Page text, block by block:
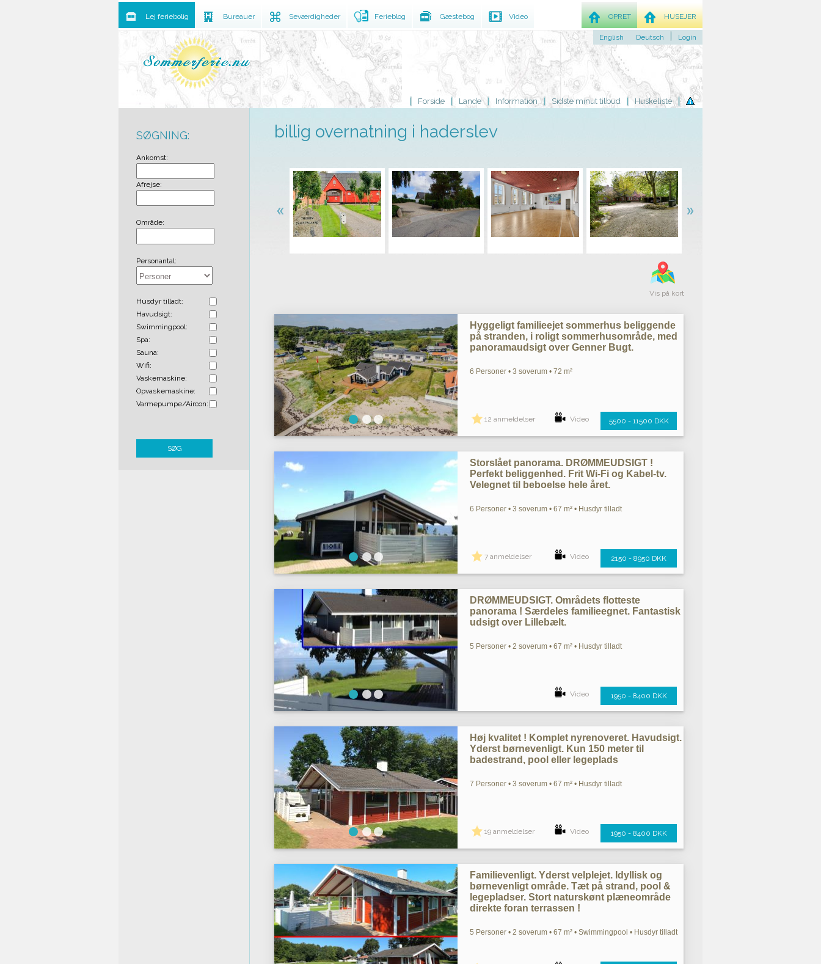
Forside Lande Information Sidste minut tilbud Huskeliste
billig overnatning i haderslev
Vis på kort
Hyggeligt familieejet sommerhus beliggende
på stranden, i roligt sommerhusområde, med
panoramaudsigt over Genner Bugt.
6 Personer • 3 soverum • 72 m²
12 anmeldelser Video 5500 - 11500 DKK
Storslået panorama. DRØMMEUDSIGT !
Perfekt beliggenhed. Frit Wi-Fi og Kabel-tv.
Velegnet til beboelse hele året.
6 Personer • 3 soverum • 67 m² • Husdyr tilladt
7 anmeldelser Video 2150 - 8950 DKK
DRØMMEUDSIGT. Områdets flotteste
panorama ! Særdeles familieegnet. Fantastisk
udsigt over Lillebælt.
5 Personer • 2 soverum • 67 m² • Husdyr tilladt
Video 1950 - 8400 DKK
Høj kvalitet ! Komplet nyrenoveret. Havudsigt.
Yderst børnevenligt. Kun 150 meter til
badestrand, pool eller legeplads
7 Personer • 3 soverum • 67 m² • Husdyr tilladt
19 anmeldelser Video 1950 - 8400 DKK
Familievenligt. Yderst velplejet. Idyllisk og
børnevenligt område. Tæt på strand, pool &
legepladser. Stort naturskønt plæneområde
direkte foran terrassen !
5 Personer • 2 soverum • 67 m² • Swimmingpool • Husdyr tilladt
SØGNING:
Ankomst:
Afrejse:
Område:
Personantal:
Husdyr tilladt:
Havudsigt:
Swimmingpool:
Spa:
Sauna:
Wifi:
Vaskemaskine:
Opvaskemaskine:
Varmepumpe/Aircon:
SØG
Lej feriebolig Bureauer Seværdigheder Ferieblog Gæstebog Video HUSEJER
OPRET
English Deutsch Login